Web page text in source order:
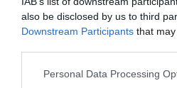
also be disclosed by us to third
Downstream Participants that
Please note that this website/app
Personal Data Processing
adott hely értékeléseit és
megbizonyosodjunk arról,
Ez a tanács ugyan nemcsak